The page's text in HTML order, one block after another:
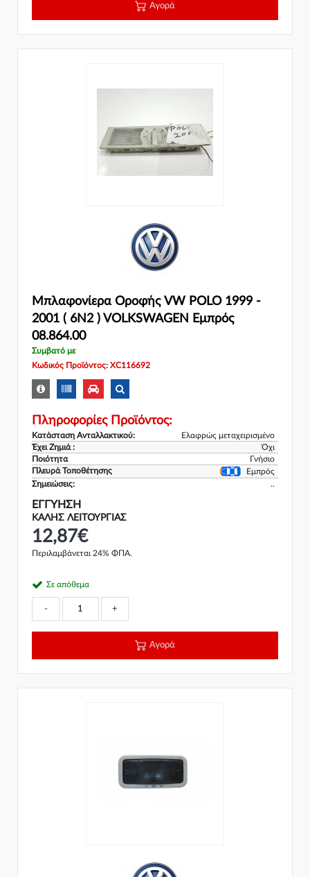
Αγορά
Μπλαφονίερα Οροφής VW POLO 1999 -
2001 ( 6N2 ) VOLKSWAGEN Εμπρός
08.864.00
Συμβατό με
Κωδικός Προϊόντος: XC116692
Πληροφορίες Προϊόντος:
Κατάσταση Ανταλλακτικού:
Ελαφρώς μεταχειρισμένο
Έχει Ζημιά :
Όχι
Ποιότητα
Γνήσιο
Πλευρά Τοποθέτησης
Εμπρός
Σημειώσεις:
..
ΕΓΓΎΗΣΗ
ΚΑΛΗΣ ΛΕΙΤΟΥΡΓΙΑΣ
12,87€
Περιλαμβάνεται 24% ΦΠΑ.
Σε απόθεμα
- +
Αγορά